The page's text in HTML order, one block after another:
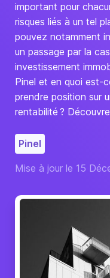
important pour
risques liés à un tel
pouvez notamment
un passage par la
investissement
Pinel et en quoi est-
prendre position sur
rentabilité ?
Pinel
Mise à jour le 15